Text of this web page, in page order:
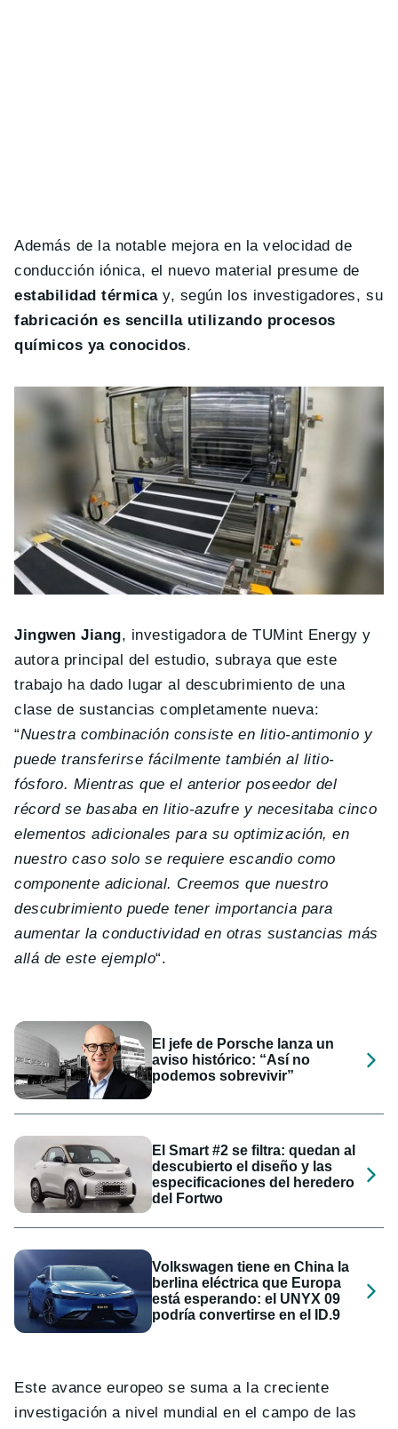
Además de la notable mejora en la velocidad de
conducción iónica, el nuevo material presume de
estabilidad térmicay, según los investigadores, su
fabricación es sencilla utilizando procesos
químicos ya conocidos.
Jingwen Jiang, investigadora de TUMint Energy y
autora principal del estudio, subraya que este
trabajo ha dado lugar al descubrimiento de una
clase de sustancias completamente nueva:
“Nuestra combinación consiste en litio-antimonio y
puede transferirse fácilmente también al litio-
fósforo. Mientras que el anterior poseedor del
récord se basaba en litio-azufre y necesitaba cinco
elementos adicionales para su optimización, en
nuestro caso solo se requiere escandio como
componente adicional. Creemos que nuestro
descubrimiento puede tener importancia para
aumentar la conductividad en otras sustancias más
allá de este ejemplo“.
El jefe de Porsche lanza un
aviso histórico: “Así no
podemos sobrevivir”
El Smart #2 se filtra: quedan al
descubierto el diseño y las
especificaciones del heredero
del Fortwo
Volkswagen tiene en China la
berlina eléctrica que Europa
está esperando: el UNYX 09
podría convertirse en el ID.9
Este avance europeo se suma a la creciente
investigación a nivel mundial en el campo de las